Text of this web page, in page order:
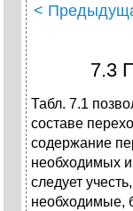
<
7.3
Табл. 7.1
составе
содержание
необходимых
следует
необходимые,